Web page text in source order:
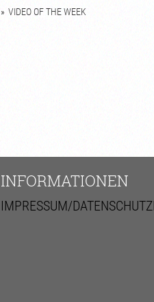
VIDEO OF THE WEEK
INFORMATIONEN
IMPRESSUM/